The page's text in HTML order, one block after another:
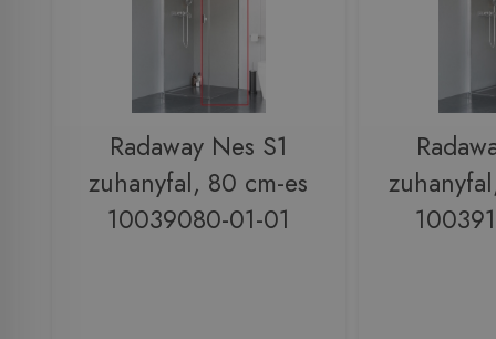
Radaway Nes S1
zuhanyfal, 80 cm-es
10039080-01-01